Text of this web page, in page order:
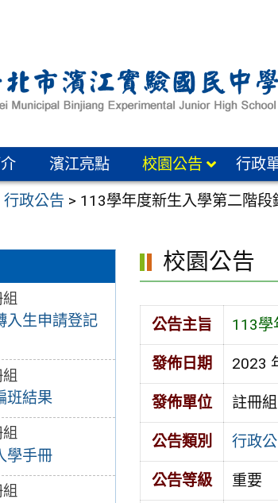
濱江亮點 校園公告 行政
行政公告 > 113學年度新生入學第二階
入生申請登記
班結果
學手冊
校園公告
公告主旨 113學
發佈日期 2023
發佈單位 註冊組
公告類別 行政
公告等級 重要